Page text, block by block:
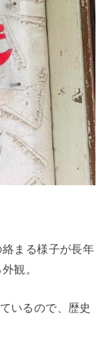
まる様子が長年
観。
いるので、歴史